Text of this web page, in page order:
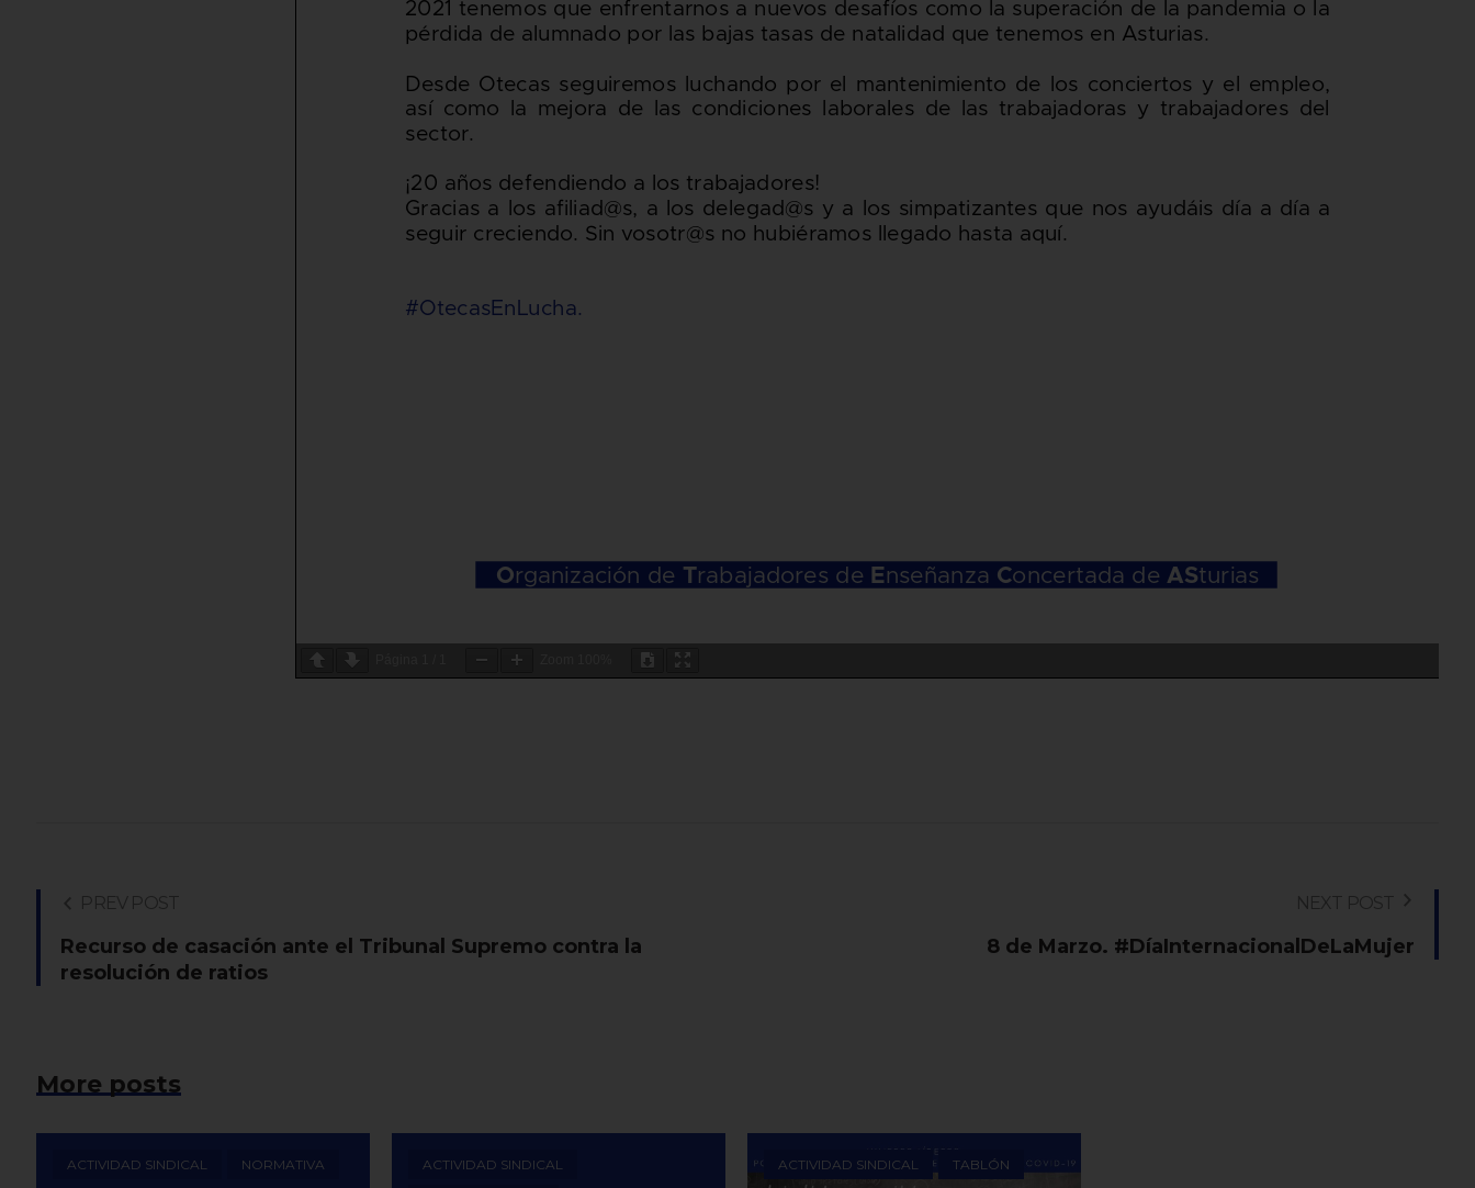
PREV POST
Recurso de casación ante el Tribunal Supremo contra la
resolución de ratios
NEXT POST
8 de Marzo. #DíaInternacionalDeLaMujer
More posts
ACTIVIDAD SINDICAL NORMATIVA ACTIVIDAD SINDICAL ACTIVIDAD SINDICAL TABLÓN